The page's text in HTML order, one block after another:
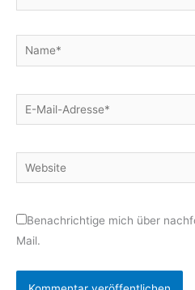
Name*
E-
Mail-
Website
Benachrichtige mich über
Mail.